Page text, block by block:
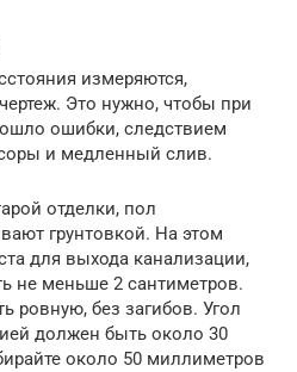
измеряются,
Это нужно, чтобы при
ошибки, следствием
и медленный слив.
отделки, пол
грунтовкой. На этом
для выхода канализации,
не меньше 2 сантиметров.
ровную, без загибов. Угол
должен быть около 30
около 50 миллиметров